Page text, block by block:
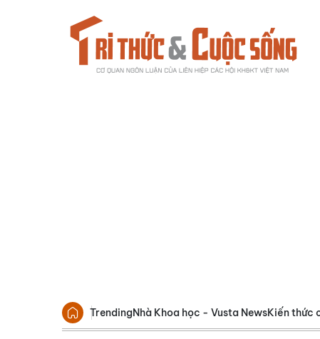
TrendingNhà Khoa học - Vusta NewsKiến thức